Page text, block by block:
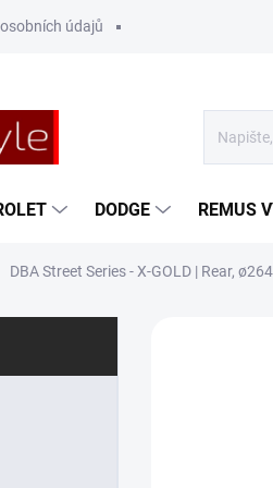
údajů
DODGE REMUS
DBA Street Series - X-GOLD | Rear,